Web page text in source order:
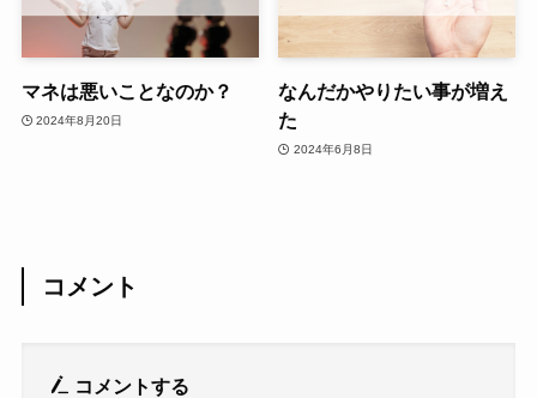
マネは悪いことなのか？
2024年8月20日
なんだかやりたい事が増え
た
2024年6月8日
コメント
コメントする